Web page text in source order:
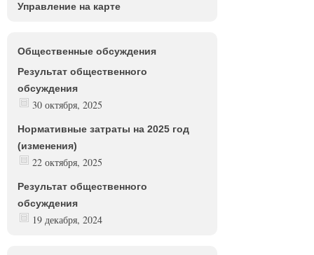
Управление на карте
Общественные обсуждения
Результат общественного
обсуждения
30 октября, 2025
Нормативные затраты на 2025 год
(изменения)
22 октября, 2025
Результат общественного
обсуждения
19 декабря, 2024